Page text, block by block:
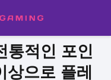
통적인 포인
으로 플레